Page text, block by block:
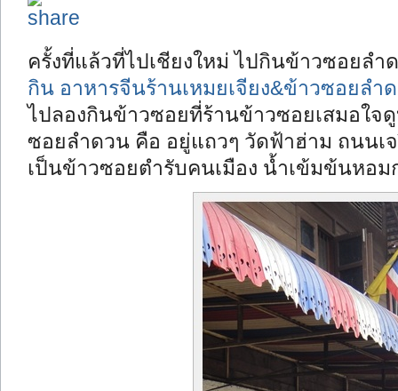
ครั้งที่แล้วที่ไปเชียงใหม่ ไปกินข้าวซอยลำ
กิน อาหารจีนร้านเหมยเจียง&ข้าวซอยลำ
ไปลองกินข้าวซอยที่ร้านข้าวซอยเสมอใจ
ซอยลำดวน คือ อยู่แถวๆ วัดฟ้าฮ่าม ถนนเ
เป็นข้าวซอยตำรับคนเมือง น้ำเข้มข้นหอม